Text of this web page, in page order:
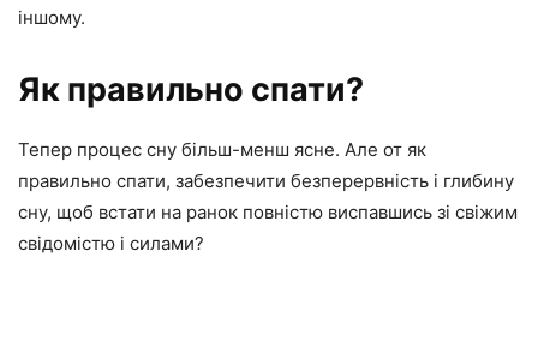
іншому.
Як правильно спати?
Тепер процес сну більш-менш ясне. Але от як
правильно спати, забезпечити безперервність і глибину
сну, щоб встати на ранок повністю виспавшись зі свіжим
свідомістю і силами?